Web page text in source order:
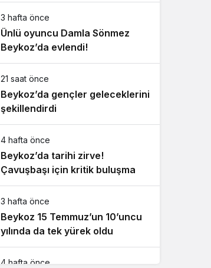
3 hafta önce
Ünlü oyuncu Damla Sönmez
Beykoz’da evlendi!
21 saat önce
Beykoz’da gençler geleceklerini
şekillendirdi
4 hafta önce
Beykoz’da tarihi zirve!
Çavuşbaşı için kritik buluşma
3 hafta önce
Beykoz 15 Temmuz’un 10’uncu
yılında da tek yürek oldu
4 hafta önce